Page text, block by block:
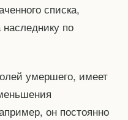
списка,
наследнику по
умершего, имеет
он постоянно